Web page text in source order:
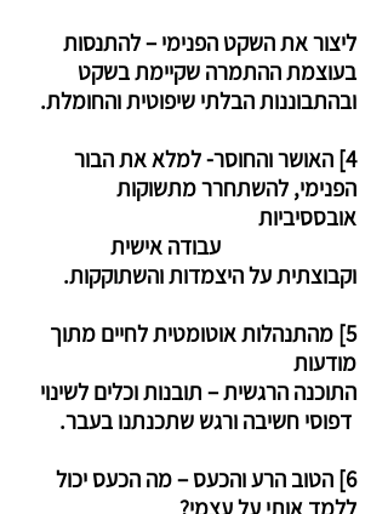
ליצור את השקט הפנימי – להתנסות
בעוצמת ההתמרה שקיימת בשקט
ובהתבוננות הבלתי שיפוטית והחומלת.
4] האושר והחוסר- למלא את הבור
הפנימי, להשתחרר מתשוקות
אובססיביות
עבודה אישית
וקבוצתית על היצמדות והשתוקקות.
5] מהתנהלות אוטומטית לחיים מתוך
מודעות
התוכנה הרגשית – תובנות וכלים לשינוי
דפוסי חשיבה ורגש שתכנתנו בעבר.
6] הטוב הרע והכעס – מה הכעס יכול
ללמד אותי על עצמי?